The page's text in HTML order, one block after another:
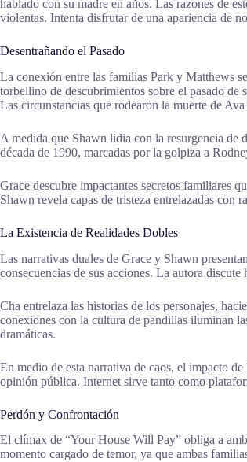
hablado con su madre en años. Las razones de
violentas. Intenta disfrutar de una apariencia de
Desentrañando el Pasado
La conexión entre las familias Park y Matthews
torbellino de descubrimientos sobre el pasado
Las circunstancias que rodearon la muerte de
A medida que Shawn lidia con la resurgencia de
década de 1990, marcadas por la golpiza a
Grace descubre impactantes secretos familiares
Shawn revela capas de tristeza entrelazadas
La Existencia de Realidades Dobles
Las narrativas duales de Grace y Shawn
consecuencias de sus acciones. La autora
Cha entrelaza las historias de los personajes,
conexiones con la cultura de pandillas iluminan
dramáticas.
En medio de esta narrativa de caos, el impacto
opinión pública. Internet sirve tanto como
Perdón y Confrontación
El clímax de “Your House Will Pay” obliga a
momento cargado de temor, ya que ambas